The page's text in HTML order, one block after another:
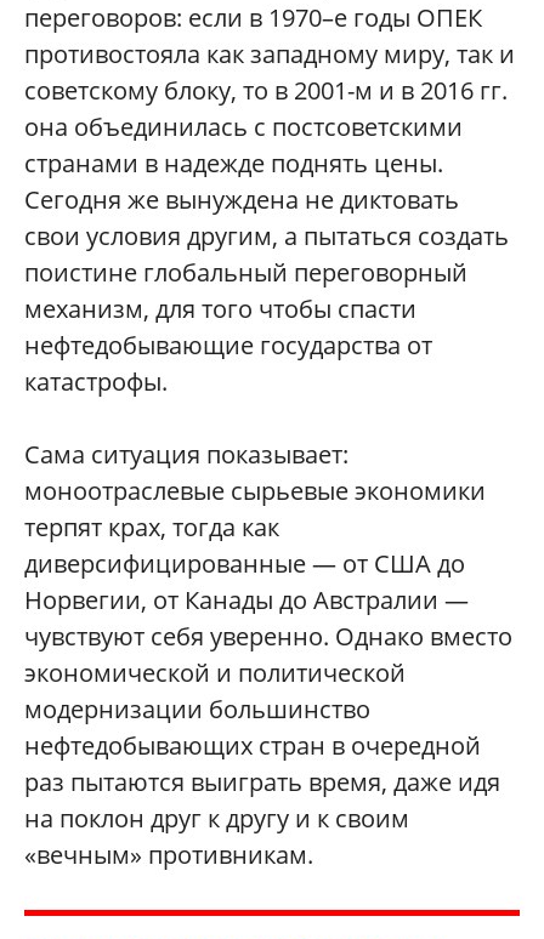
переговоров: если в 1970–е годы ОПЕК
противостояла как западному миру, так и
советскому блоку, то в 2001-м и в 2016 гг.
она объединилась с постсоветскими
странами в надежде поднять цены.
Сегодня же вынуждена не диктовать
свои условия другим, а пытаться создать
поистине глобальный переговорный
механизм, для того чтобы спасти
нефтедобывающие государства от
катастрофы.
Сама ситуация показывает:
моноотраслевые сырьевые экономики
терпят крах, тогда как
диверсифицированные — от США до
Норвегии, от Канады до Австралии —
чувствуют себя уверенно. Однако вместо
экономической и политической
модернизации большинство
нефтедобывающих стран в очередной
раз пытаются выиграть время, даже идя
на поклон друг к другу и к своим
«вечным» противникам.